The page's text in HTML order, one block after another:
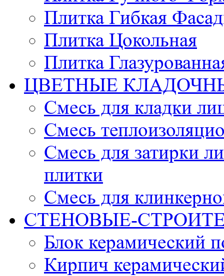
Плитка Гибкая
Плитка Цокольная
Плитка
ЦВЕТНЫЕ
Смесь для кладки
Смесь
Смесь для затирки
плитки
Смесь для
СТЕНОВЫЕ-
Блок керамический
Кирпич